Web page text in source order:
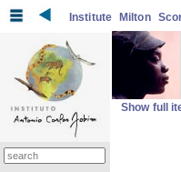
Institute Milton
Show full